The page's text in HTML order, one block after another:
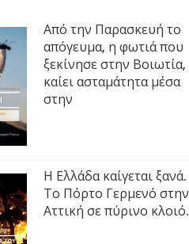
Από την Παρασκευή το
απόγευμα, η φωτιά που
ξεκίνησε στην Βοιωτία,
καίει ασταμάτητα μέσα
στην
Η Ελλάδα καίγεται ξανά.
Το Πόρτο Γερμενό στην
Αττική σε πύρινο κλοιό.